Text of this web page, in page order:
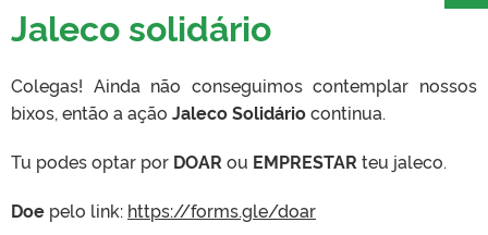
PORTARIAS
TELEFONES
Jaleco solidário
Colegas! Ainda não conseguimos contemplar nossos
bixos, então a ação Jaleco Solidáriocontinua.
Tu podes optar por DOAR ou EMPRESTAR teu jaleco.
Doe pelo link: https://forms.gle/doar